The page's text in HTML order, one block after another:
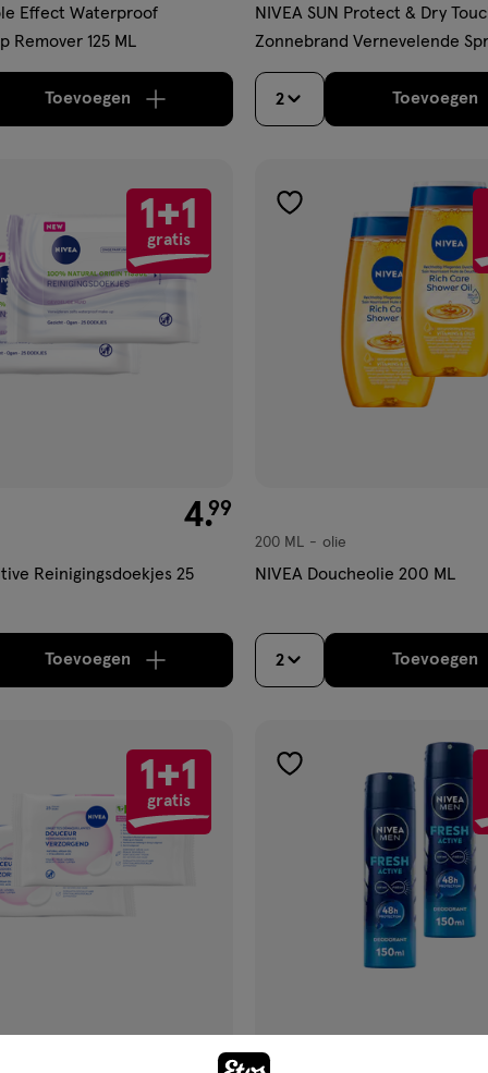
Effect Waterproof
Remover 125 ML
Toevoegenverhoog aantal met één, Limiet bereikt.Je kan
NIVEA SUN Protect & Dry
Zonnebrand Vernevelende
200 ML
2
Toevoegen
1+1
gratis
€ 4.99
4.99
Reinigingsdoekjes 25
Toevoegenverhoog aantal met één, Limiet bereikt.Je kan
toevoegen
verlanglijst
olie
200 ML olie
NIVEA Doucheolie 200 ML
2 Toevoegen
1+1
gratis
toevoegen